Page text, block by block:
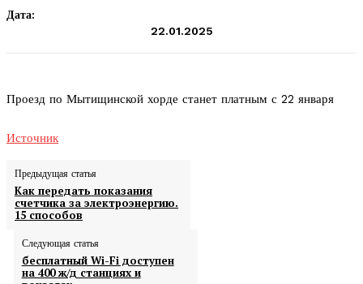
Дата:
22.01.2025
Проезд по Мытищинской хорде станет платным с 22 января
Источник
Предыдущая статья
Как передать показания
счетчика за электроэнергию.
15 способов
Следующая статья
бесплатный Wi-Fi доступен
на 400 ж/д станциях и